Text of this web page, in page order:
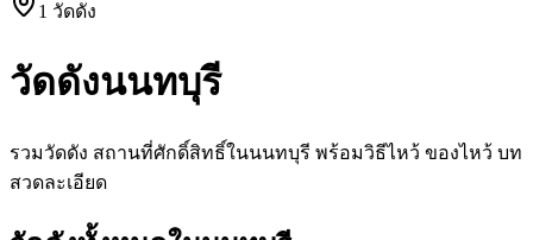
1 วัดดัง
วัดดังนนทบุรี
รวมวัดดัง สถานที่ศักดิ์สิทธิ์ในนนทบุรี พร้อมวิธีไหว้ ของไหว้ บท
สวดละเอียด